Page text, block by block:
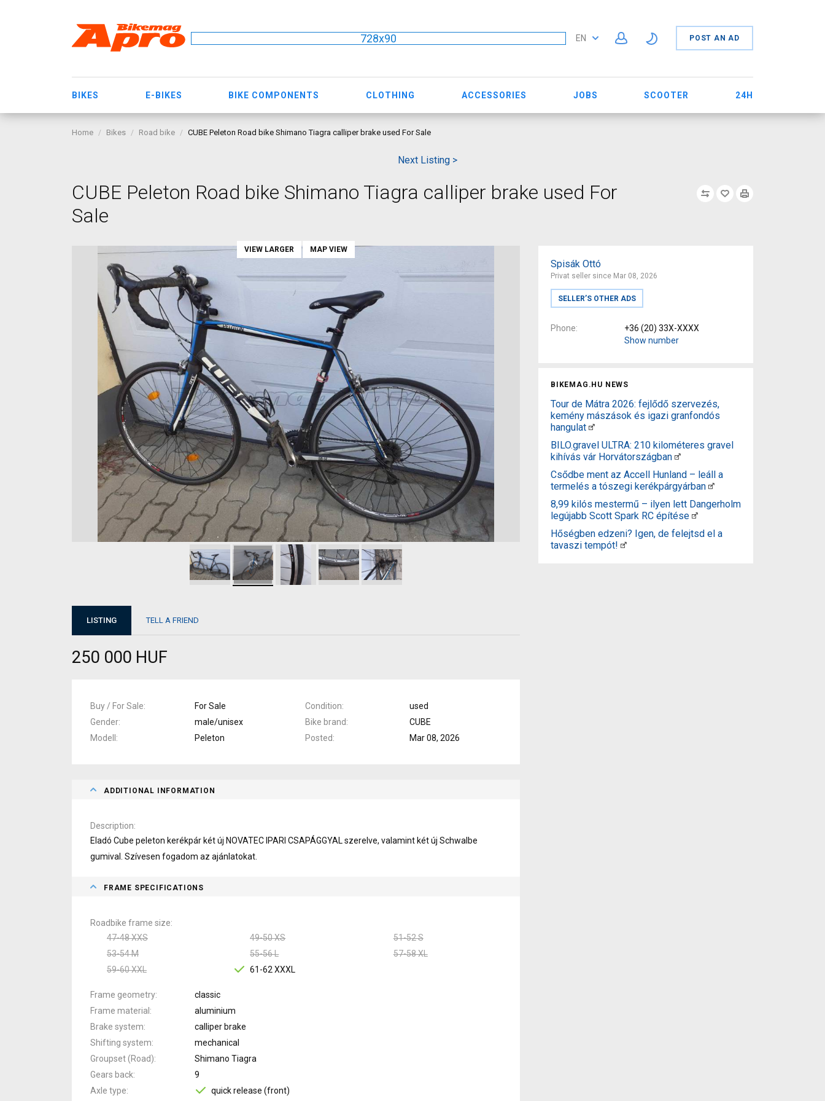
728x90 EN POST AN AD
BIKES E-BIKES BIKE COMPONENTS CLOTHING ACCESSORIES JOBS SCOOTER 24H
Home Bikes Road bike CUBE Peleton Road bike Shimano Tiagra calliper brake used For Sale
Next Listing >
CUBE Peleton Road bike Shimano Tiagra calliper brake used For
Sale
Spisák Ottó
Privat seller since Mar 08, 2026
SELLER’S OTHER ADS
Phone
+36 (20) 33X-XXXX
Show number
BIKEMAG.HU NEWS
Tour de Mátra 2026: fejlődő szervezés,
kemény mászások és igazi granfondós
hangulat
BILO.gravel ULTRA: 210 kilométeres gravel
kihívás vár Horvátországban
Csődbe ment az Accell Hunland – leáll a
termelés a tószegi kerékpárgyárban
8,99 kilós mestermű – ilyen lett Dangerholm
legújabb Scott Spark RC építése
Hőségben edzeni? Igen, de felejtsd el a
tavaszi tempót!
VIEW LARGER MAP VIEW
LISTING TELL A FRIEND
250 000 HUF
Buy / For Sale For Sale Condition
used
Gender
male/unisex Bike brand
CUBE
Modell
Peleton Posted Mar 08, 2026
ADDITIONAL INFORMATION
Description
Eladó Cube peleton kerékpár két új NOVATEC IPARI CSAPÁGGYAL szerelve, valamint két új Schwalbe
gumival. Szívesen fogadom az ajánlatokat.
FRAME SPECIFICATIONS
Roadbike frame size
47-48 XXS
49-50 XS
51-52 S
53-54 M
55-56 L
57-58 XL
59-60 XXL
61-62 XXXL
Frame geometry
classic
Frame material
aluminium
Brake system
calliper brake
Shifting system
mechanical
Groupset (Road)
Shimano Tiagra
Gears back
9
Axle type
quick release (front)